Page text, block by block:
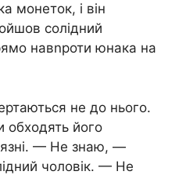
монеток, і він
солідний
навnроти юнака на
не до нього.
обходять його
— Не знаю, —
чоловік. — Не